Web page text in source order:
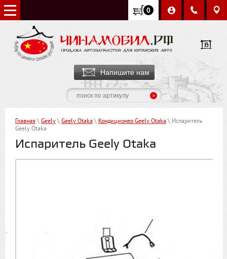
0
Напишите нам
Главная \ Geely \ Geely Otaka \ Кондиционер Geely Otaka \ Испаритель
Geely Otaka
Испаритель Geely Otaka